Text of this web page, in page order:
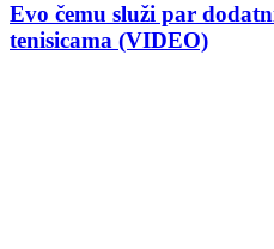
Evo čemu služi par
tenisicama (VIDEO)